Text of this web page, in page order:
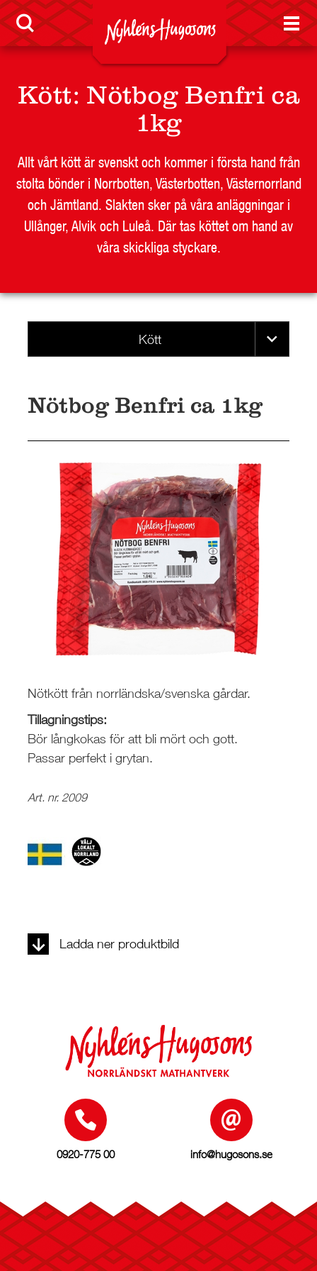
Press
Visselblåsarfunktion
LEVERANTÖR
BUTIKSSIDA
SKOLA
JOBB
PRESS
Kött: Nötbog Benfri ca
1kg
Allt vårt kött är svenskt och kommer i första hand från
stolta bönder i Norrbotten, Västerbotten, Västernorrland
och Jämtland. Slakten sker på våra anläggningar i
Ullånger, Alvik och Luleå. Där tas köttet om hand av
våra skickliga styckare.
Kött
Nötbog Benfri ca 1kg
Nötkött från norrländska/svenska gårdar.
Tillagningstips:
Bör långkokas för att bli mört och gott.
Passar perfekt i grytan.
Art. nr. 2009
Ladda ner produktbild
0920-775 00 info@hugosons.se